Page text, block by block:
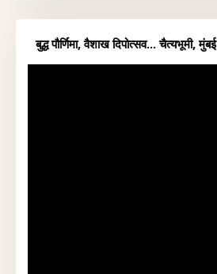
बुद्ध पौर्णिमा, वैशाख दिपोत्सव... चैत्यभूमी, मुंबई